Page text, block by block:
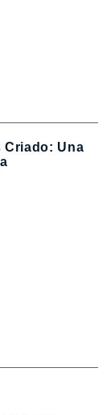
Criado: Una